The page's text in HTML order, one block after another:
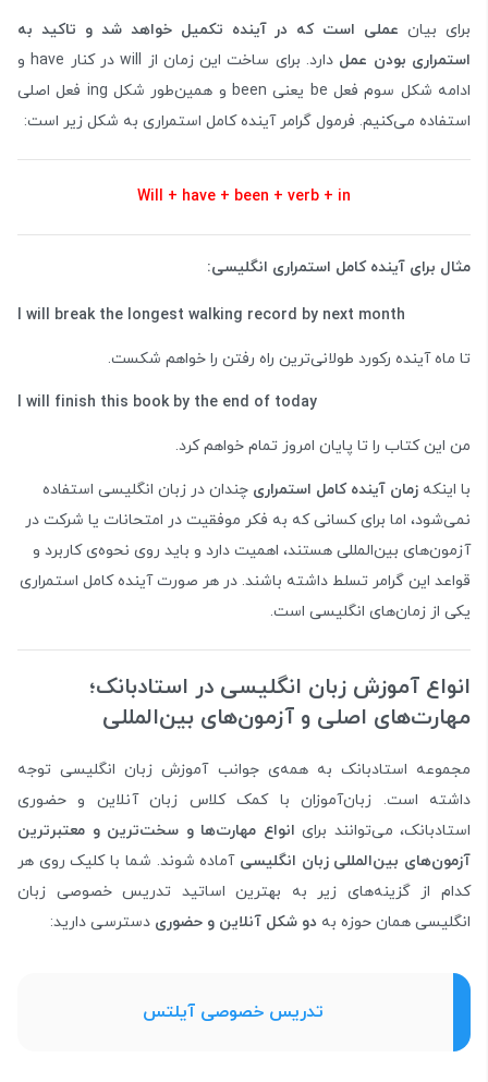
برای بیان عملی است که در آینده تکمیل خواهد شد و تاکید به
استمراری بودن عمل
دارد. برای ساخت این زمان از will در کنار have و
ادامه شکل سوم فعل be یعنی been و همین‌طور شکل ing فعل اصلی
استفاده می‌کنیم. فرمول گرامر آینده کامل استمراری به شکل زیر است:
Will + have + been + verb + in
مثال برای آینده کامل استمراری انگلیسی:
I will break the longest walking record by next month
تا ماه آینده رکورد طولانی‌ترین راه رفتن را خواهم شکست.
I will finish this book by the end of today
من این کتاب را تا پایان امروز تمام خواهم کرد.
با اینکه زمان آینده کامل استمراری چندان در زبان انگلیسی استفاده
نمی‌شود، اما برای کسانی که به فکر موفقیت در امتحانات یا شرکت در
آزمون‌های بین‌المللی هستند، اهمیت دارد و باید روی نحوه‌ی کاربرد و
قواعد این گرامر تسلط داشته باشند. در هر صورت آینده کامل استمراری
یکی از زمان‌های انگلیسی است.
انواع آموزش زبان انگلیسی در استادبانک؛
مهارت‌های اصلی و آزمون‌های بین‌المللی
مجموعه استادبانک به همه‌ی جوانب آموزش زبان انگلیسی توجه
داشته است. زبان‌آموزان با کمک کلاس زبان آنلاین و حضوری
استادبانک، می‌توانند برای انواع مهارت‌ها و سخت‌ترین و معتبرترین
آزمون‌های بین‌المللی زبان انگلیسی آماده شوند. شما با کلیک روی هر
کدام از گزینه‌های زیر به بهترین اساتید تدریس خصوصی زبان
انگلیسی همان حوزه به دو شکل آنلاین و حضوری دسترسی دارید:
تدریس خصوصی آیلتس